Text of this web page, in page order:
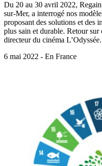
Du 20 au 30 avril 2022,
sur-Mer, a interrogé nos
proposant des solutions et des
plus sain et durable. Retour sur
directeur du cinéma L’Odyssée.
6 mai 2022 - En France